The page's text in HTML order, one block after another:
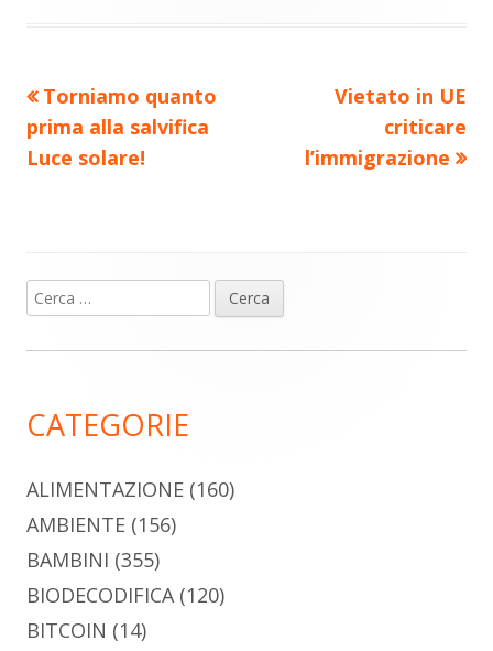
Navigazione
articoli
Precedente
articolo:
Torniamo quanto
prima alla salvifica
Luce solare!
Nuovo
articolo:
Vietato in UE
criticare
l’immigrazione
Barra
laterale
Ricerca
per:
CATEGORIE
ALIMENTAZIONE (160)
AMBIENTE (156)
BAMBINI (355)
BIODECODIFICA(120)
BITCOIN (14)